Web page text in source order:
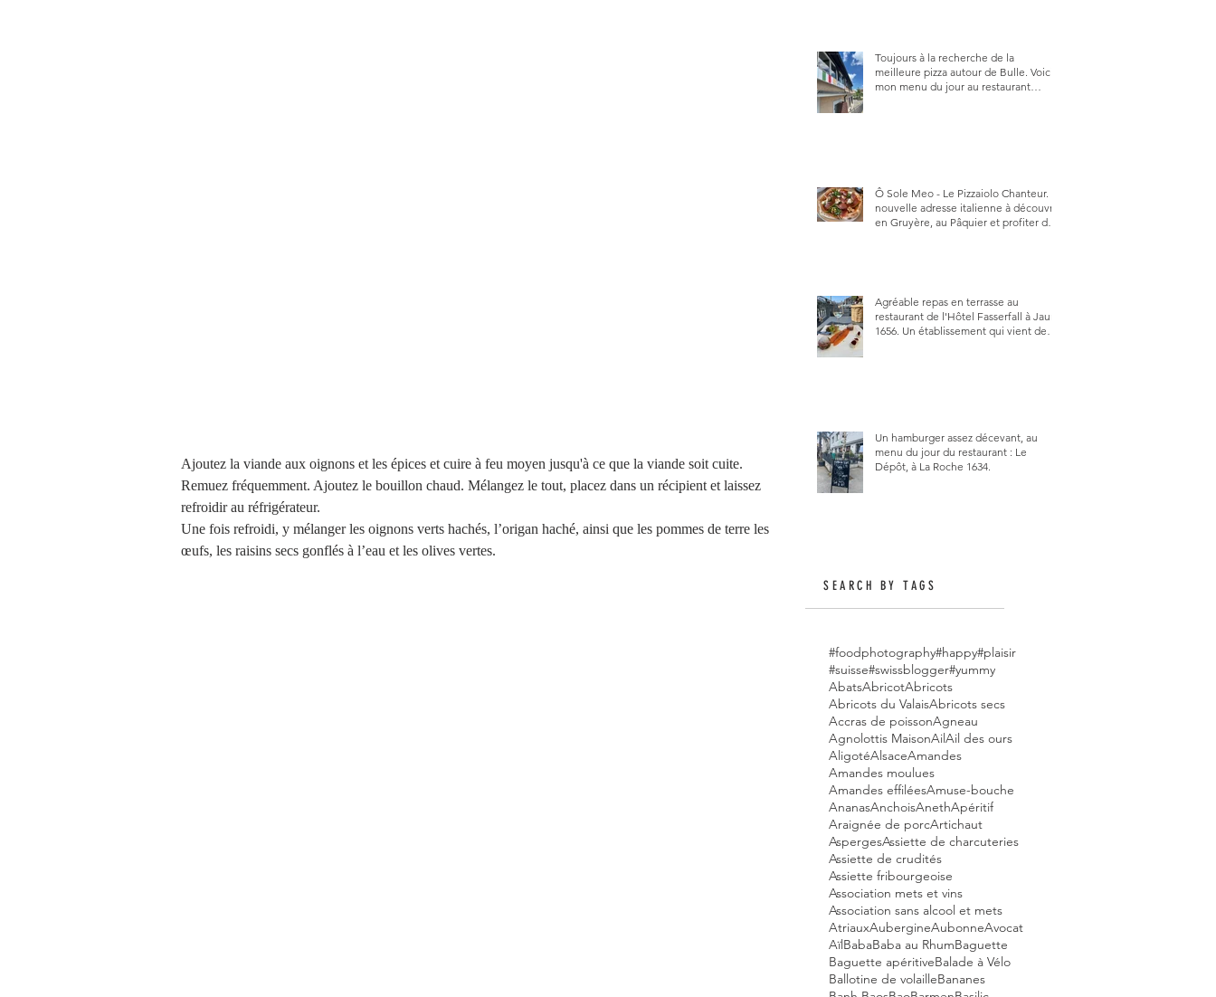
Ajoutez la viande aux oignons et les épices et cuire à feu moyen jusqu'à ce que la viande soit cuite.
Remuez fréquemment. Ajoutez le bouillon chaud. Mélangez le tout, placez dans un récipient et laissez
refroidir au réfrigérateur.
Une fois refroidi, y mélanger les oignons verts hachés, l’origan haché, ainsi que les pommes de terre les
œufs, les raisins secs gonflés à l’eau et les olives vertes.
Toujours à la recherche de la
meilleure pizza autour de Bulle. Voici
mon menu du jour au restaurant
Ô Sole Meo - Le Pizzaiolo Chanteur. La
nouvelle adresse italienne à découvrir
en Gruyère, au Pâquier et profiter des
Agréable repas en terrasse au
restaurant de l'Hôtel Fasserfall à Jaun
1656. Un établissement qui vient de
Un hamburger assez décevant, au
menu du jour du restaurant : Le
Dépôt, à La Roche 1634.
SEARCH BY TAGS
#foodphotography#happy#plaisir
#suisse#swissblogger#yummy
AbatsAbricotAbricots
Abricots du ValaisAbricots secs
Accras de poissonAgneau
Agnolottis MaisonAilAil des ours
AligotéAlsaceAmandes
Amandes moulues
Amandes effiléesAmuse-bouche
AnanasAnchoisAnethApéritif
Araignée de porcArtichaut
AspergesAssiette de charcuteries
Assiette de crudités
Assiette fribourgeoise
Association mets et vins
Association sans alcool et mets
AtriauxAubergineAubonneAvocat
AïlBabaBaba au RhumBaguette
Baguette apéritiveBalade à Vélo
Ballotine de volailleBananes